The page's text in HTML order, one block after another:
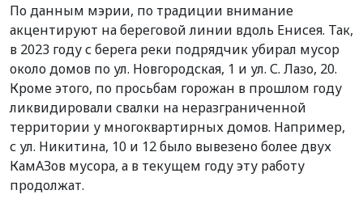
По данным мэрии, по традиции внимание
акцентируют на береговой линии вдоль Енисея. Так,
в 2023 году с берега реки подрядчик убирал мусор
около домов по ул. Новгородская, 1 и ул. С. Лазо, 20.
Кроме этого, по просьбам горожан в прошлом году
ликвидировали свалки на неразграниченной
территории у многоквартирных домов. Например,
с ул. Никитина, 10 и 12 было вывезено более двух
КамАЗов мусора, а в текущем году эту работу
продолжат.